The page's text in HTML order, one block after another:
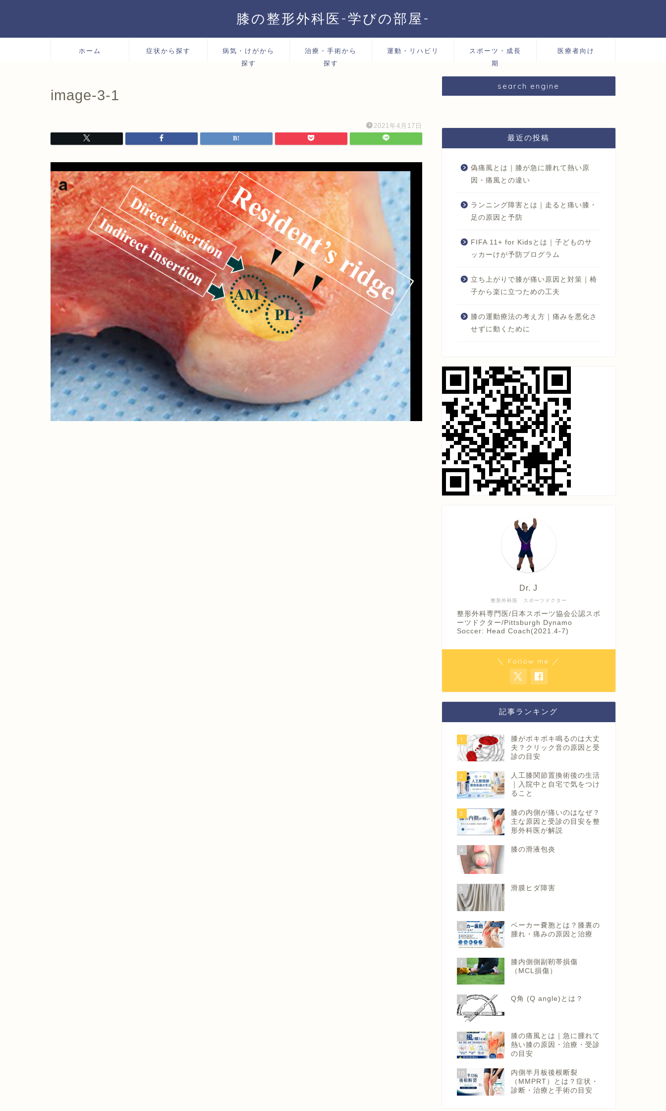
膝の整形外科医-学びの部屋-
ホーム 症状から探す
病気・けがから
探す
治療・手術から
探す
運動・リハビリ
スポーツ・成長
期
医療者向け
image-3-1
2021年4月17日
search engine
最近の投稿
偽痛風とは｜膝が急に腫れて熱い原
因・痛風との違い
ランニング障害とは｜走ると痛い膝・
足の原因と予防
FIFA 11+ for Kidsとは｜子どものサ
ッカーけが予防プログラム
立ち上がりで膝が痛い原因と対策｜椅
子から楽に立つための工夫
膝の運動療法の考え方｜痛みを悪化さ
せずに動くために
整形外科医 スポーツドクター
Dr. J
整形外科専門医/日本スポーツ協会公認スポ
ーツドクター/Pittsburgh Dynamo
Soccer: Head Coach(2021.4-7)
＼ Follow me ／
記事ランキング
1
膝がポキポキ鳴るのは大丈
夫？クリック音の原因と受
診の目安
2
人工膝関節置換術後の生活
｜入院中と自宅で気をつけ
ること
3
膝の内側が痛いのはなぜ？
主な原因と受診の目安を整
形外科医が解説
4 膝の滑液包炎
5 滑膜ヒダ障害
6
ベーカー嚢胞とは？膝裏の
腫れ・痛みの原因と治療
7
膝内側側副靭帯損傷
（MCL損傷）
8 Q角 (Q angle)とは？
9
膝の痛風とは｜急に腫れて
熱い膝の原因・治療・受診
の目安
10
内側半月板後根断裂
（MMPRT）とは？症状・
診断・治療と手術の目安